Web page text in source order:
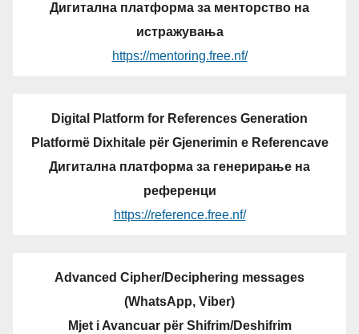
Дигитална платформа за менторство на
истражувања
https://mentoring.free.nf/
Digital Platform for References Generation
Platformë Dixhitale për Gjenerimin e Referencave
Дигитална платформа за генерирање на
референци
https://reference.free.nf/
Advanced Cipher/Deciphering messages
(WhatsApp, Viber)
Mjet i Avancuar për Shifrim/Deshifrim